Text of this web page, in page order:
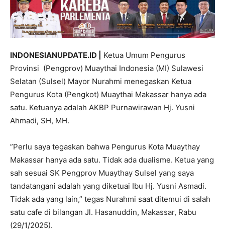
INDONESIANUPDATE.ID |
Ketua Umum Pengurus
Provinsi (Pengprov) Muaythai Indonesia (MI) Sulawesi
Selatan (Sulsel) Mayor Nurahmi menegaskan Ketua
Pengurus Kota (Pengkot) Muaythai Makassar hanya ada
satu. Ketuanya adalah AKBP Purnawirawan Hj. Yusni
Ahmadi, SH, MH.
”Perlu saya tegaskan bahwa Pengurus Kota Muaythay
Makassar hanya ada satu. Tidak ada dualisme. Ketua yang
sah sesuai SK Pengprov Muaythay Sulsel yang saya
tandatangani adalah yang diketuai Ibu Hj. Yusni Asmadi.
Tidak ada yang lain,” tegas Nurahmi saat ditemui di salah
satu cafe di bilangan Jl. Hasanuddin, Makassar, Rabu
(29/1/2025).